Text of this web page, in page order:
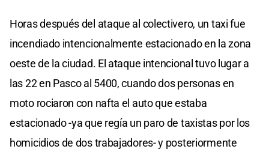
Horas después del ataque al colectivero, un taxi fue
incendiado intencionalmente estacionado en la zona
oeste de la ciudad. El ataque intencional tuvo lugar a
las 22 en Pasco al 5400, cuando dos personas en
moto rociaron con nafta el auto que estaba
estacionado -ya que regía un paro de taxistas por los
homicidios de dos trabajadores- y posteriormente